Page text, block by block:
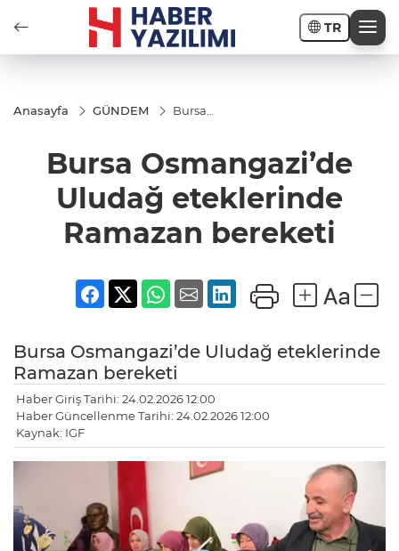
TR
Anasayfa GÜNDEM
Bursa
Ramazan
Bursa Osmangazi’de
Uludağ eteklerinde
Ramazan bereketi
Bursa Osmangazi’de Uludağ eteklerinde
Ramazan bereketi
Haber Giriş Tarihi: 24.02.2026 12:00
Haber Güncellenme Tarihi: 24.02.2026 12:00
Kaynak: IGF